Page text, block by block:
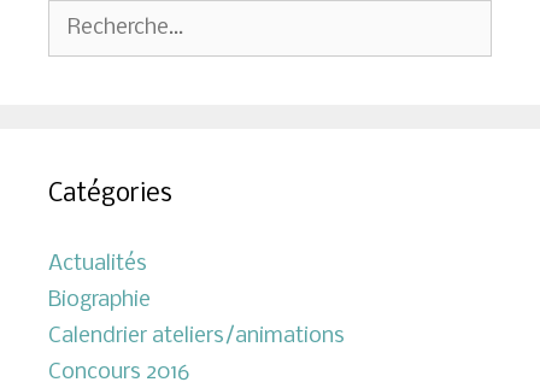
Rechercher :
Catégories
Actualités
Biographie
Calendrier ateliers/animations
Concours 2016